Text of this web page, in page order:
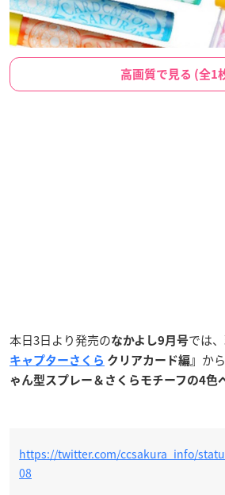
高画質で見る (全1
本日3日より発売のなかよし9月号では
キャプターさくら クリアカード編』 から
ゃん型スプレー＆さくらモチーフの4色
https://twitter.com/ccsakura_info/
08